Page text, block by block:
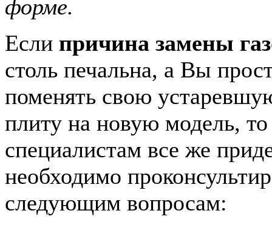
форме.
Если причина замены
столь печальна, а Вы
поменять свою
плиту на новую модель, то
специалистам все же
необходимо
следующим вопросам: